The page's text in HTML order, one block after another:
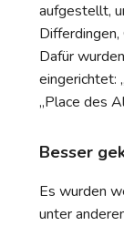
aufgestellt,
Differdingen,
Dafür
eingerichtet:
„Place des
Besser
Es wurden
unter